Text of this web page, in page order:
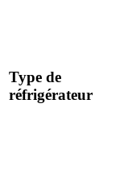
Type de
réfrigérateur